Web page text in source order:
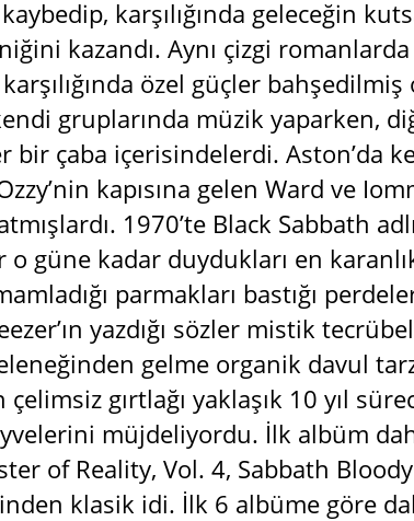
kaybedip, karşılığında geleceğin
kazandı. Aynı çizgi
özel güçler
gruplarında müzik yaparken,
bir çaba içerisindelerdi. Aston’da
kapısına gelen Ward ve
1970’te Black Sabbath
güne kadar duydukları en
parmakları bastığı
yazdığı sözler mistik
gelme organik davul
gırtlağı yaklaşık 10 yıl
müjdeliyordu. İlk albüm
of Reality, Vol. 4, Sabbath
klasik idi. İlk 6 albüme göre